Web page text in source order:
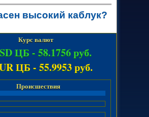
высокий каблук?
Курс валют
ЦБ - 58.1756 руб.
ЦБ - 55.9953 руб.
Происшествия